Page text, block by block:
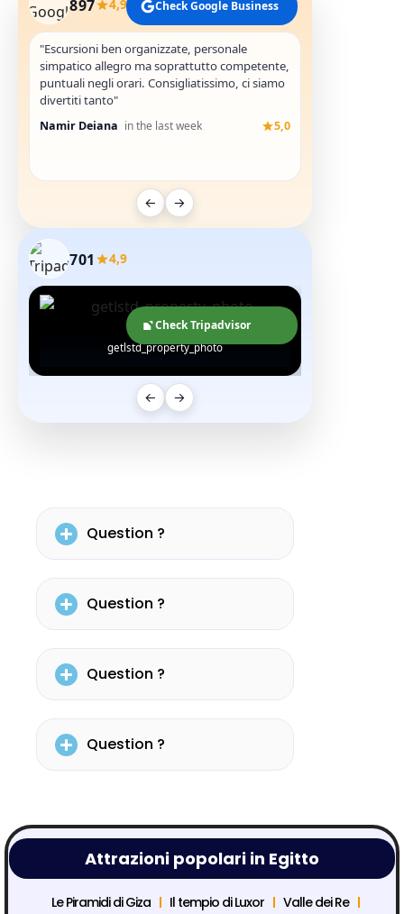
897 4,9
"Escursioni ben organizzate, personale
simpatico allegro ma soprattutto competente,
puntuali negli orari. Consigliatissimo, ci siamo
divertiti tanto"
Namir Deiana in the last week 5,0
← →
Check Google Business
701 4,9
getlstd_property_photo
← →
Check Tripadvisor
Question ?
Question ?
Question ?
Question ?
Attrazioni popolari in Egitto
Le Piramidi di Giza Il tempio di Luxor
Valle dei Re